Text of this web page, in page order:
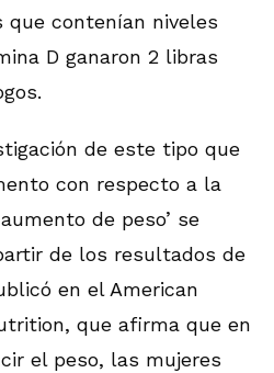
contenían niveles
D ganaron 2 libras
de este tipo que
con respecto a la
de peso’ se
de los resultados de
en el American
que afirma que en
el peso, las mujeres